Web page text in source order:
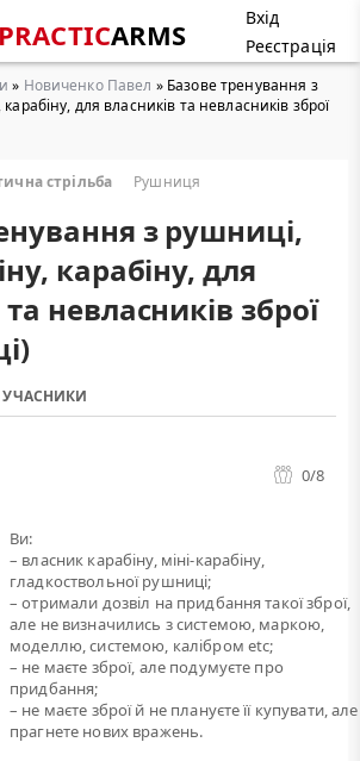
PRACTICARMS
Вхід
Реєстрація
» Новиченко Павел » Базове тренування з
для власників та невласників зброї
стрільба Рушниця
з рушниці,
карабіну, для
невласників зброї
УЧАСНИКИ
0/8
Ви:
– власник карабіну, міні-карабіну,
гладкоствольної рушниці;
– отримали дозвіл на придбання такої зброї,
але не визначились з системою, маркою,
моделлю, системою, калібром etc;
– не маєте зброї, але подумуєте про
придбання;
– не маєте зброї й не плануєте її купувати, але
прагнете нових вражень.